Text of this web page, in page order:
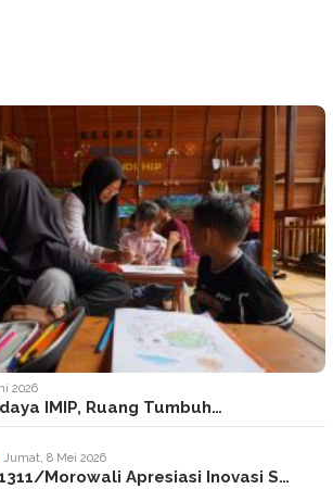
2026
IMIP, Ruang Tumbuh…
Jumat, 8 Mei 2026
Morowali Apresiasi Inovasi S…